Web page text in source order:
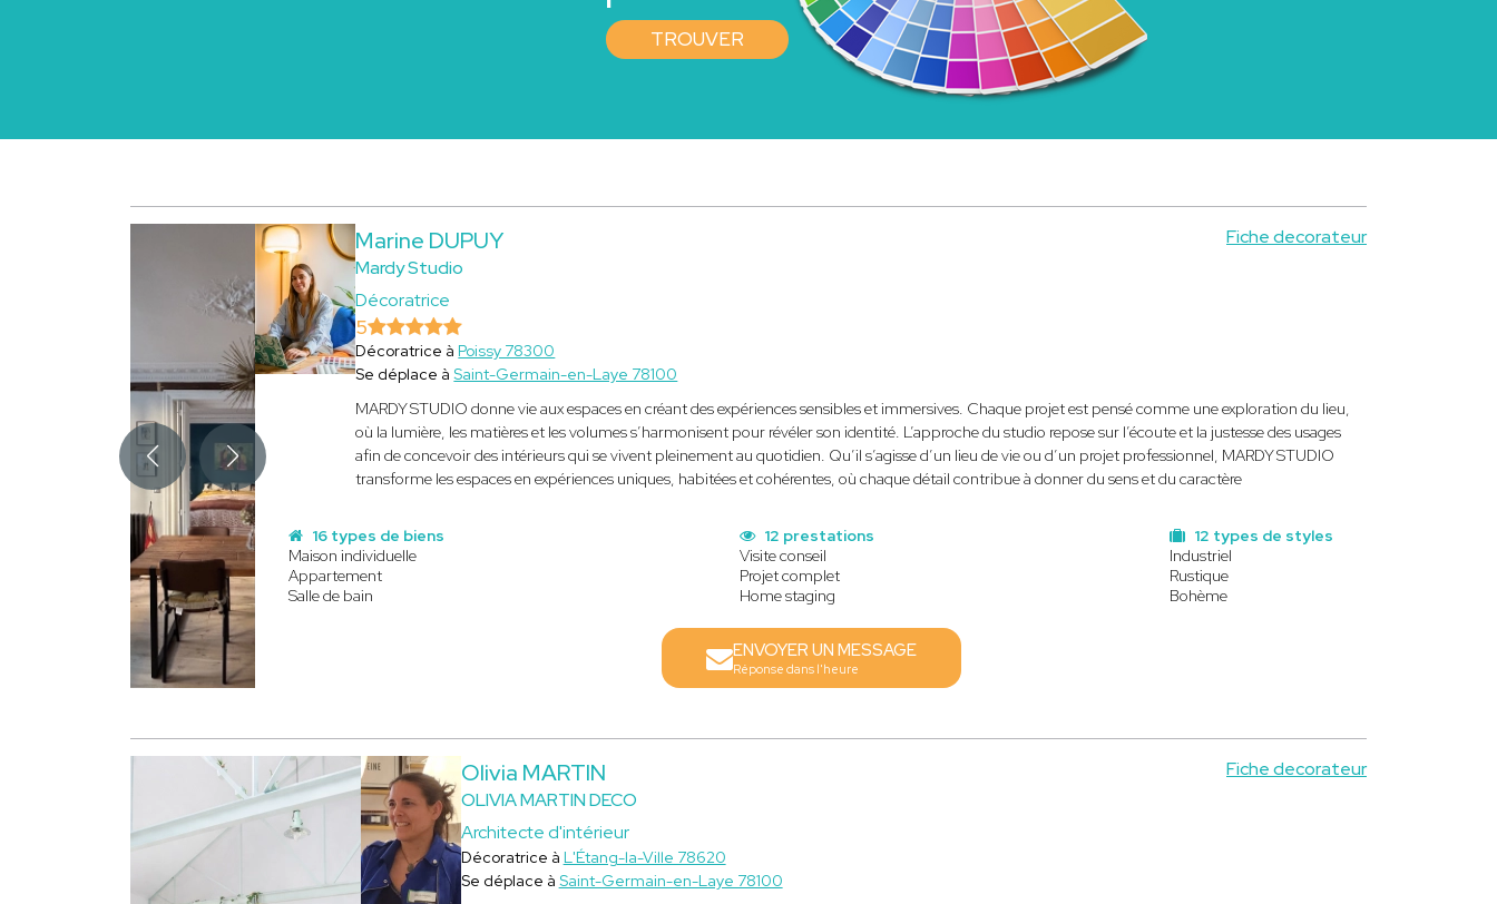
TROUVER
Marine DUPUY
Mardy Studio
Décoratrice
Fiche decorateur
5
Décoratrice à Poissy 78300
Se déplace àSaint-Germain-en-Laye 78100
MARDY STUDIO donne vie aux espaces en créant des expériences sensibles et immersives. Chaque projet est pensé comme une exploration du lieu,
où la lumière, les matières et les volumes s’harmonisent pour révéler son identité. L’approche du studio repose sur l’écoute et la justesse des usages
afin de concevoir des intérieurs qui se vivent pleinement au quotidien. Qu’il s’agisse d’un lieu de vie ou d’un projet professionnel, MARDY STUDIO
transforme les espaces en expériences uniques, habitées et cohérentes, où chaque détail contribue à donner du sens et du caractère
16 types de biens
Maison individuelle
Appartement
Salle de bain
12 types de styles
Industriel
Rustique
Bohème
12 prestations
Visite conseil
Projet complet
Home staging
ENVOYER UN MESSAGE
Réponse dans l'heure
Olivia MARTIN
OLIVIA MARTIN DECO
Architecte d'intérieur
Fiche decorateur
Décoratrice à L'Étang-la-Ville 78620
Se déplace à Saint-Germain-en-Laye 78100